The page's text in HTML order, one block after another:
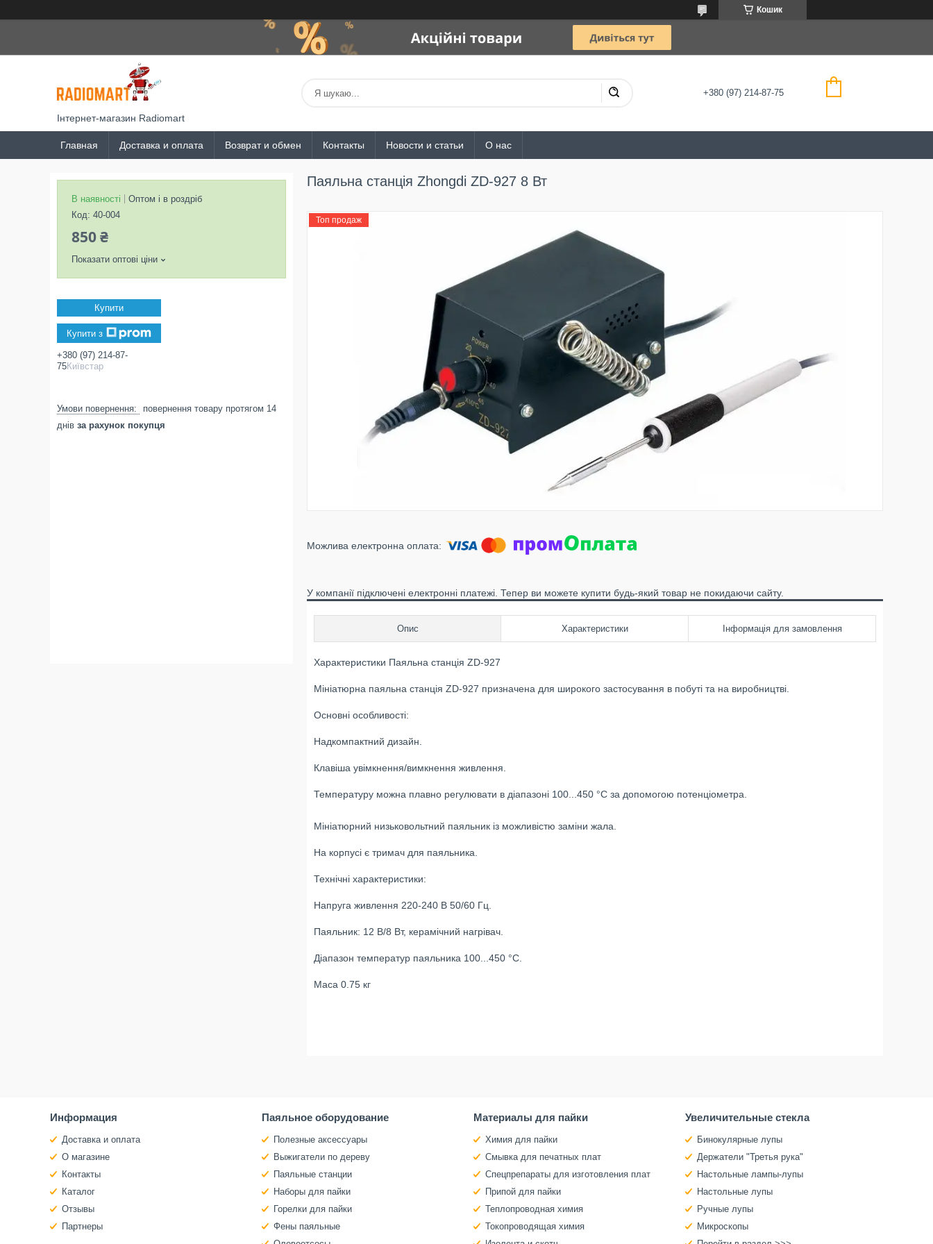
Кошик
Інтернет-магазин Radiomart
+380 (97) 214-87-75
Главная Доставка и оплата Возврат и обмен Контакты Новости и статьи О нас
Паяльна станція Zhongdi ZD-927 8 Вт
Топ продаж
У компанії підключені електронні платежі. Тепер ви можете купити будь-який товар не покидаючи сайту.
Опис Характеристики Інформація для замовлення
Характеристики Паяльна станція ZD-927
Мініатюрна паяльна станція ZD-927 призначена для широкого застосування в побуті та на виробництві.
Основні особливості:
Надкомпактний дизайн.
Клавіша увімкнення/вимкнення живлення.
Температуру можна плавно регулювати в діапазоні 100...450 °C за допомогою потенціометра.
Мініатюрний низьковольтний паяльник із можливістю заміни жала.
На корпусі є тримач для паяльника.
Технічні характеристики:
Напруга живлення 220-240 В 50/60 Гц.
Паяльник: 12 В/8 Вт, керамічний нагрівач.
Діапазон температур паяльника 100...450 °C.
Маса 0.75 кг
В наявності
Оптом і в роздріб
Код: 40-004
850 ₴
Показати оптові ціни
Купити
Купити з
+380 (97) 214-87-
75Київстар
повернення товару протягом 14
днів за рахунок покупця
Информация
Доставка и оплата
О магазине
Контакты
Каталог
Отзывы
Партнеры
Паяльное оборудование
Полезные аксессуары
Выжигатели по дереву
Паяльные станции
Наборы для пайки
Горелки для пайки
Фены паяльные
Материалы для пайки
Химия для пайки
Смывка для печатных плат
Спецпрепараты для изготовления плат
Припой для пайки
Теплопроводная химия
Токопроводящая химия
Увеличительные стекла
Бинокулярные лупы
Держатели "Третья рука"
Настольные лампы-лупы
Настольные лупы
Ручные лупы
Микроскопы